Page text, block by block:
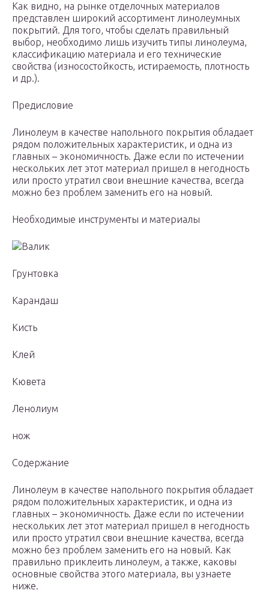
Как видно, на рынке отделочных материалов
представлен широкий ассортимент линолеумных
покрытий. Для того, чтобы сделать правильный
выбор, необходимо лишь изучить типы линолеума,
классификацию материала и его технические
свойства (износостойкость, истираемость, плотность
и др.).
Предисловие
Линолеум в качестве напольного покрытия обладает
рядом положительных характеристик, и одна из
главных – экономичность. Даже если по истечении
нескольких лет этот материал пришел в негодность
или просто утратил свои внешние качества, всегда
можно без проблем заменить его на новый.
Необходимые инструменты и материалы
Валик
Грунтовка
Карандаш
Кисть
Клей
Кювета
Ленолиум
нож
Cодержание
Линолеум в качестве напольного покрытия обладает
рядом положительных характеристик, и одна из
главных – экономичность. Даже если по истечении
нескольких лет этот материал пришел в негодность
или просто утратил свои внешние качества, всегда
можно без проблем заменить его на новый. Как
правильно приклеить линолеум, а также, каковы
основные свойства этого материала, вы узнаете
ниже.